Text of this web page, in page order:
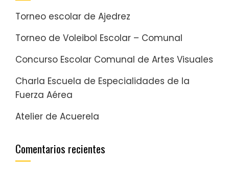
Torneo escolar de Ajedrez
Torneo de Voleibol Escolar – Comunal
Concurso Escolar Comunal de Artes Visuales
Charla Escuela de Especialidades de la
Fuerza Aérea
Atelier de Acuerela
Comentarios recientes